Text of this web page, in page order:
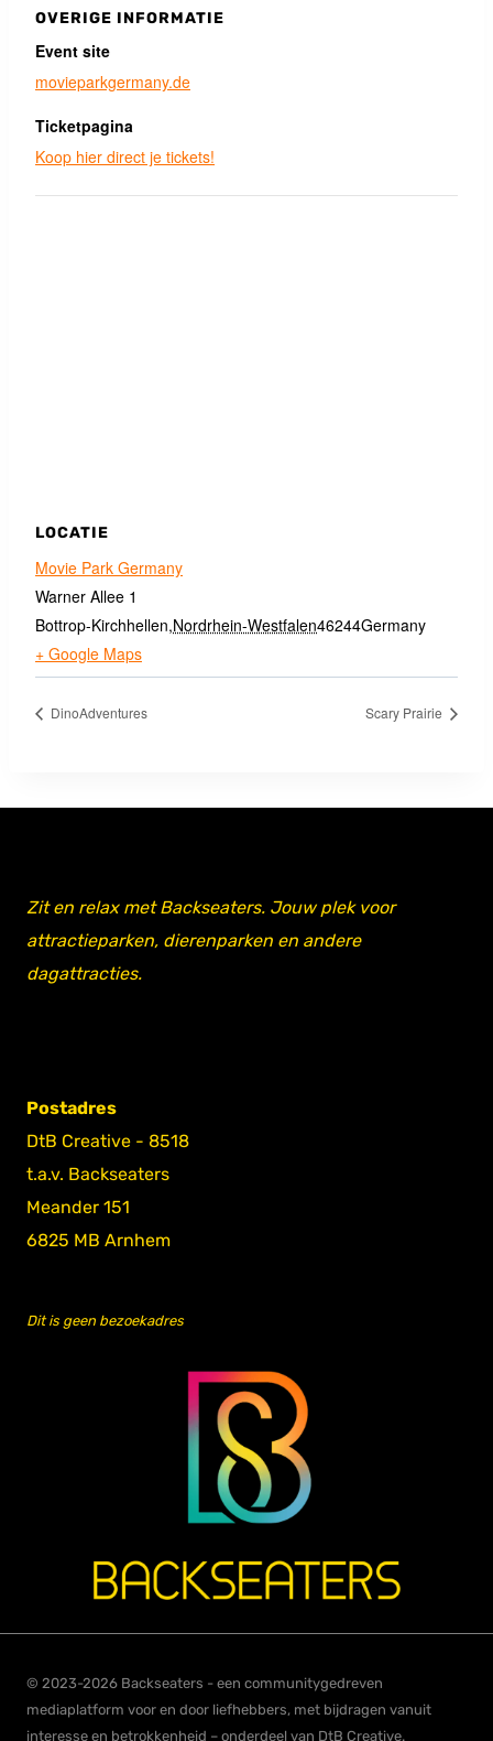
OVERIGE INFORMATIE
Event site
movieparkgermany.de
Ticketpagina
Koop hier direct je tickets!
LOCATIE
Movie Park Germany
Warner Allee 1
Bottrop-Kirchhellen,Nordrhein-Westfalen46244Germany
+ Google Maps
DinoAdventures Scary Prairie
Zit en relax met Backseaters. Jouw plek voor
attractieparken, dierenparken en andere
dagattracties.
Postadres
DtB Creative - 8518
t.a.v. Backseaters
Meander 151
6825 MB Arnhem
Dit is geen bezoekadres
© 2023-2026 Backseaters - een communitygedreven
mediaplatform voor en door liefhebbers, met bijdragen vanuit
interesse en betrokkenheid – onderdeel van DtB Creative.